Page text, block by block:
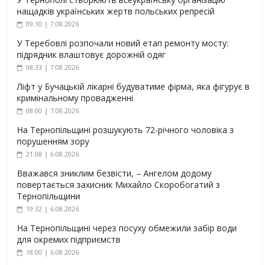
нащадків українських жертв польських репресій
09:10 | 7.08.2026
У Теребовлі розпочали новий етап ремонту мосту:
підрядник влаштовує дорожній одяг
08:33 | 7.08.2026
Ліфт у Бучацькій лікарні будуватиме фірма, яка фігурує в
кримінальному провадженні
08:00 | 7.08.2026
На Тернопільщині розшукують 72-річного чоловіка з
порушенням зору
21:08 | 6.08.2026
Вважався зниклим безвісти, – Ангелом додому
повертається захисник Михайло Скоробогатий з
Тернопільщини
19:32 | 6.08.2026
На Тернопільщині через посуху обмежили забір води
для окремих підприємств
18:00 | 6.08.2026